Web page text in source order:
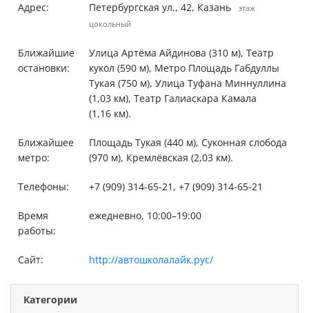
Адрес: Петербургская ул., 42, Казань
этаж
цокольный
Ближайшие
остановки:
Улица Артёма Айдинова (310 м), Театр
кукол (590 м), Метро Площадь Габдуллы
Тукая (750 м), Улица Туфана Миннуллина
(1,03 км), Театр Галиаскара Камала
(1,16 км).
Ближайшее
метро:
Площадь Тукая (440 м), Суконная слобода
(970 м), Кремлёвская (2,03 км).
Телефоны: +7 (909) 314-65-21, +7 (909) 314-65-21
Время
работы:
ежедневно, 10:00–19:00
Сайт: http://автошколалайк.рус/
Категории